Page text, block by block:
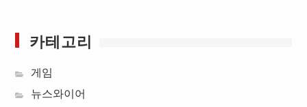
카테고리
게임
뉴스와이어